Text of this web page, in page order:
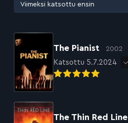
The Pianist 2002
Katsottu 5.7.2024
The Thin Red Line